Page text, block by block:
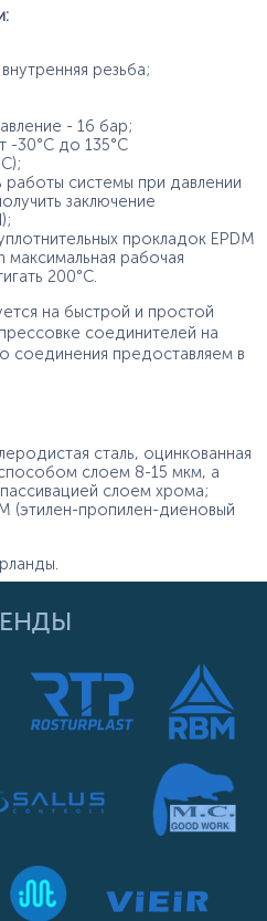
резьба;
- 16 бар;
-30°С до 135°С
системы при давлении
заключение
прокладок EPDM
максимальная рабочая
200°С.
на быстрой и простой
соединителей на
соединения предоставляем в
сталь, оцинкованная
слоем 8-15 мкм, а
слоем хрома;
(этилен-пропилен-диеновый